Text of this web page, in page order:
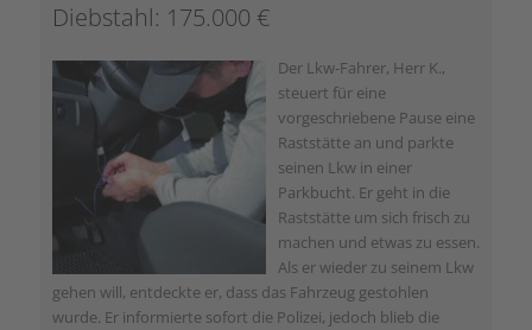
Diebstahl: 175.000 €
Der Lkw-Fahrer, Herr K.,
steuert für eine
vorgeschriebene Pause eine
Raststätte an und parkte
seinen Lkw in einer
Parkbucht. Er geht in die
Raststätte um sich frisch zu
machen und etwas zu essen.
Als er wieder zu seinem Lkw
gehen will, entdeckte er, dass das Fahrzeug gestohlen
wurde. Er informierte sofort die Polizei, jedoch blieb die